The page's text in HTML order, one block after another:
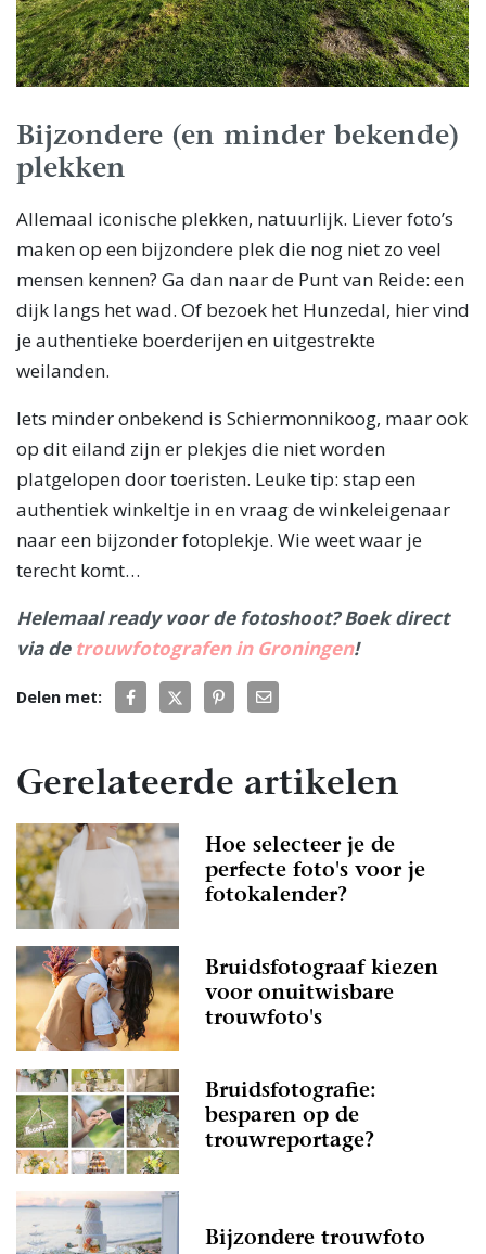
Bijzondere (en minder bekende)
plekken
Allemaal iconische plekken, natuurlijk. Liever foto’s
maken op een bijzondere plek die nog niet zo veel
mensen kennen? Ga dan naar de Punt van Reide: een
dijk langs het wad. Of bezoek het Hunzedal, hier vind
je authentieke boerderijen en uitgestrekte
weilanden.
Iets minder onbekend is Schiermonnikoog, maar ook
op dit eiland zijn er plekjes die niet worden
platgelopen door toeristen. Leuke tip: stap een
authentiek winkeltje in en vraag de winkeleigenaar
naar een bijzonder fotoplekje. Wie weet waar je
terecht komt…
Helemaal ready voor de fotoshoot? Boek direct
via de trouwfotografen in Groningen!
Delen met:
Gerelateerde artikelen
Hoe selecteer je de
perfecte foto's voor je
fotokalender?
Bruidsfotograaf kiezen
voor onuitwisbare
trouwfoto's
Bruidsfotografie:
besparen op de
trouwreportage?
Bijzondere trouwfoto